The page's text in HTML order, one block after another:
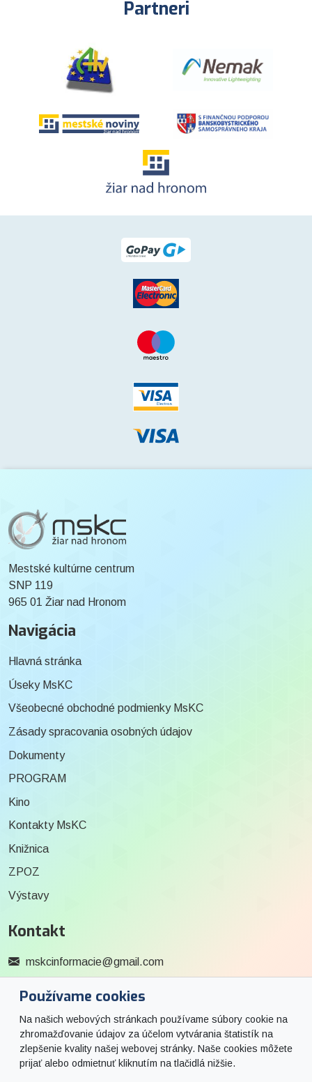
Partneri
Používame cookies
Na našich webových stránkach používame súbory cookie na
zhromažďovanie údajov za účelom vytvárania štatistík na
zlepšenie kvality našej webovej stránky. Naše cookies môžete
prijať alebo odmietnuť kliknutím na tlačidlá nižšie.
Mestské kultúrne centrum
SNP 119
965 01 Žiar nad Hronom
Navigácia
Hlavná stránka
Úseky MsKC
Všeobecné obchodné podmienky MsKC
Zásady spracovania osobných údajov
Dokumenty
PROGRAM
Kino
Kontakty MsKC
Knižnica
ZPOZ
Výstavy
Kontakt
mskcinformacie@gmail.com
Social
Facebook